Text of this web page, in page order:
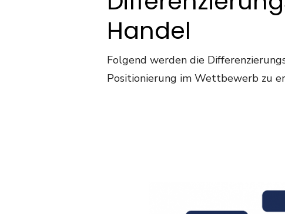
Handel
Folgend werden die
Positionierung im Wettbewerb zu